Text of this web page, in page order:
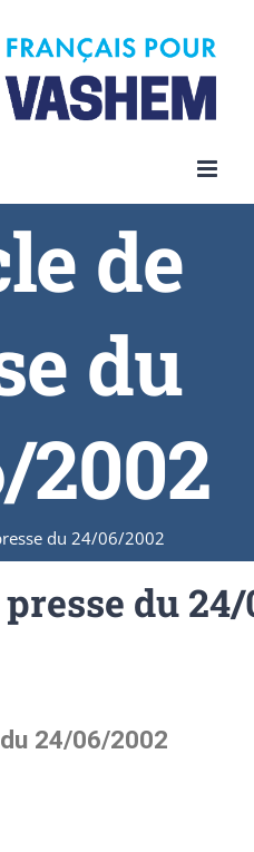
de
du
2002
du 24/06/2002
du
24/06/2002